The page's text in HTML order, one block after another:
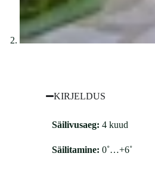
KIRJELDUS
Säilivusaeg:4 kuud
Säilitamine: 0˚…+6˚